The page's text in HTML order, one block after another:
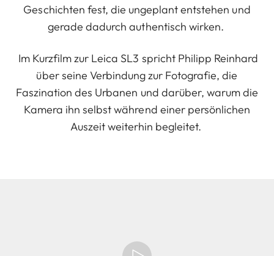
Geschichten fest, die ungeplant entstehen und
gerade dadurch authentisch wirken.
Im Kurzfilm zur Leica SL3 spricht Philipp Reinhard
über seine Verbindung zur Fotografie, die
Faszination des Urbanen und darüber, warum die
Kamera ihn selbst während einer persönlichen
Auszeit weiterhin begleitet.